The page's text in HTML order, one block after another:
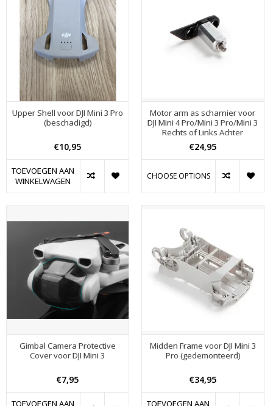
Upper Shell voor DJI Mini 3 Pro
(beschadigd)
€10,95
TOEVOEGEN AAN
WINKELWAGEN
Motor arm as scharnier voor
DJI Mini 4 Pro/Mini 3 Pro/Mini 3
Rechts of Links Achter
€24,95
CHOOSE OPTIONS
Gimbal Camera Protective
Cover voor DJI Mini 3
€7,95
TOEVOEGEN AAN
Midden Frame voor DJI Mini 3
Pro (gedemonteerd)
€34,95
TOEVOEGEN AAN